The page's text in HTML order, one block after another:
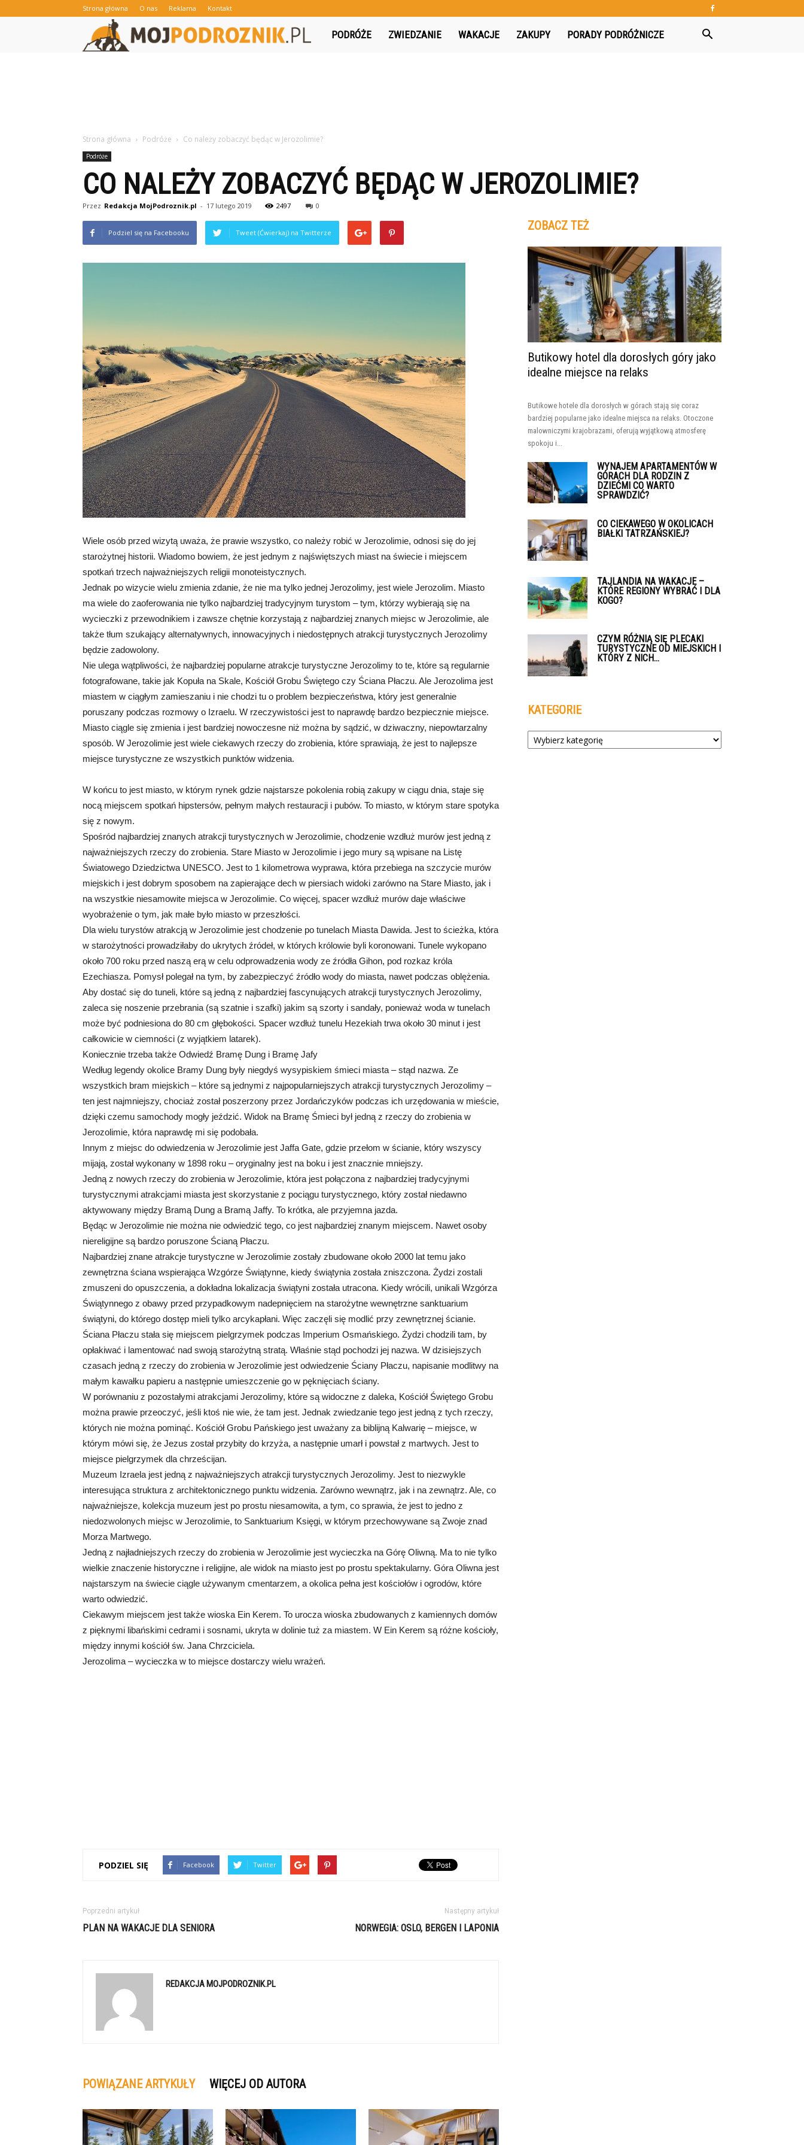
Strona główna O nas Reklama Kontakt
MojPodroznik.pl
PODRÓŻE ZWIEDZANIE WAKACJE ZAKUPY PORADY PODRÓŻNICZE
Strona główna Podróże Co należy zobaczyć będąc w Jerozolimie?
Podróże
CO NALEŻY ZOBACZYĆ BĘDĄC W JEROZOLIMIE?
Przez Redakcja MojPodroznik.pl - 17 lutego 2019 2497 0
Podziel się na Facebooku Tweet (Ćwierkaj) na Twitterze
Wiele osób przed wizytą uważa, że prawie wszystko, co należy robić w Jerozolimie, odnosi się do jej
starożytnej historii. Wiadomo bowiem, że jest jednym z najświętszych miast na świecie i miejscem
spotkań trzech najważniejszych religii monoteistycznych.
Jednak po wizycie wielu zmienia zdanie, że nie ma tylko jednej Jerozolimy, jest wiele Jerozolim. Miasto
ma wiele do zaoferowania nie tylko najbardziej tradycyjnym turystom – tym, którzy wybierają się na
wycieczki z przewodnikiem i zawsze chętnie korzystają z najbardziej znanych miejsc w Jerozolimie, ale
także tłum szukający alternatywnych, innowacyjnych i niedostępnych atrakcji turystycznych Jerozolimy
będzie zadowolony.
Nie ulega wątpliwości, że najbardziej popularne atrakcje turystyczne Jerozolimy to te, które są regularnie
fotografowane, takie jak Kopuła na Skale, Kościół Grobu Świętego czy Ściana Płaczu. Ale Jerozolima jest
miastem w ciągłym zamieszaniu i nie chodzi tu o problem bezpieczeństwa, który jest generalnie
poruszany podczas rozmowy o Izraelu. W rzeczywistości jest to naprawdę bardzo bezpiecznie miejsce.
Miasto ciągle się zmienia i jest bardziej nowoczesne niż można by sądzić, w dziwaczny, niepowtarzalny
sposób. W Jerozolimie jest wiele ciekawych rzeczy do zrobienia, które sprawiają, że jest to najlepsze
miejsce turystyczne ze wszystkich punktów widzenia.
W końcu to jest miasto, w którym rynek gdzie najstarsze pokolenia robią zakupy w ciągu dnia, staje się
nocą miejscem spotkań hipstersów, pełnym małych restauracji i pubów. To miasto, w którym stare spotyka
się z nowym.
Spośród najbardziej znanych atrakcji turystycznych w Jerozolimie, chodzenie wzdłuż murów jest jedną z
najważniejszych rzeczy do zrobienia. Stare Miasto w Jerozolimie i jego mury są wpisane na Listę
Światowego Dziedzictwa UNESCO. Jest to 1 kilometrowa wyprawa, która przebiega na szczycie murów
miejskich i jest dobrym sposobem na zapierające dech w piersiach widoki zarówno na Stare Miasto, jak i
na wszystkie niesamowite miejsca w Jerozolimie. Co więcej, spacer wzdłuż murów daje właściwe
wyobrażenie o tym, jak małe było miasto w przeszłości.
Dla wielu turystów atrakcją w Jerozolimie jest chodzenie po tunelach Miasta Dawida. Jest to ścieżka, która
w starożytności prowadziłaby do ukrytych źródeł, w których królowie byli koronowani. Tunele wykopano
około 700 roku przed naszą erą w celu odprowadzenia wody ze źródła Gihon, pod rozkaz króla
Ezechiasza. Pomysł polegał na tym, by zabezpieczyć źródło wody do miasta, nawet podczas oblężenia.
Aby dostać się do tuneli, które są jedną z najbardziej fascynujących atrakcji turystycznych Jerozolimy,
zaleca się noszenie przebrania (są szatnie i szafki) jakim są szorty i sandały, ponieważ woda w tunelach
może być podniesiona do 80 cm głębokości. Spacer wzdłuż tunelu Hezekiah trwa około 30 minut i jest
całkowicie w ciemności (z wyjątkiem latarek).
Koniecznie trzeba także Odwiedź Bramę Dung i Bramę Jafy
Według legendy okolice Bramy Dung były niegdyś wysypiskiem śmieci miasta – stąd nazwa. Ze
wszystkich bram miejskich – które są jednymi z najpopularniejszych atrakcji turystycznych Jerozolimy –
ten jest najmniejszy, chociaż został poszerzony przez Jordańczyków podczas ich urzędowania w mieście,
dzięki czemu samochody mogły jeździć. Widok na Bramę Śmieci był jedną z rzeczy do zrobienia w
Jerozolimie, która naprawdę mi się podobała.
Innym z miejsc do odwiedzenia w Jerozolimie jest Jaffa Gate, gdzie przełom w ścianie, który wszyscy
mijają, został wykonany w 1898 roku – oryginalny jest na boku i jest znacznie mniejszy.
Jedną z nowych rzeczy do zrobienia w Jerozolimie, która jest połączona z najbardziej tradycyjnymi
turystycznymi atrakcjami miasta jest skorzystanie z pociągu turystycznego, który został niedawno
aktywowany między Bramą Dung a Bramą Jaffy. To krótka, ale przyjemna jazda.
Będąc w Jerozolimie nie można nie odwiedzić tego, co jest najbardziej znanym miejscem. Nawet osoby
niereligijne są bardzo poruszone Ścianą Płaczu.
Najbardziej znane atrakcje turystyczne w Jerozolimie zostały zbudowane około 2000 lat temu jako
zewnętrzna ściana wspierająca Wzgórze Świątynne, kiedy świątynia została zniszczona. Żydzi zostali
zmuszeni do opuszczenia, a dokładna lokalizacja świątyni została utracona. Kiedy wrócili, unikali Wzgórza
Świątynnego z obawy przed przypadkowym nadepnięciem na starożytne wewnętrzne sanktuarium
świątyni, do którego dostęp mieli tylko arcykapłani. Więc zaczęli się modlić przy zewnętrznej ścianie.
Ściana Płaczu stała się miejscem pielgrzymek podczas Imperium Osmańskiego. Żydzi chodzili tam, by
opłakiwać i lamentować nad swoją starożytną stratą. Właśnie stąd pochodzi jej nazwa. W dzisiejszych
czasach jedną z rzeczy do zrobienia w Jerozolimie jest odwiedzenie Ściany Płaczu, napisanie modlitwy na
małym kawałku papieru a następnie umieszczenie go w pęknięciach ściany.
W porównaniu z pozostałymi atrakcjami Jerozolimy, które są widoczne z daleka, Kościół Świętego Grobu
można prawie przeoczyć, jeśli ktoś nie wie, że tam jest. Jednak zwiedzanie tego jest jedną z tych rzeczy,
których nie można pominąć. Kościół Grobu Pańskiego jest uważany za biblijną Kalwarię – miejsce, w
którym mówi się, że Jezus został przybity do krzyża, a następnie umarł i powstał z martwych. Jest to
miejsce pielgrzymek dla chrześcijan.
Muzeum Izraela jest jedną z najważniejszych atrakcji turystycznych Jerozolimy. Jest to niezwykle
interesująca struktura z architektonicznego punktu widzenia. Zarówno wewnątrz, jak i na zewnątrz. Ale, co
najważniejsze, kolekcja muzeum jest po prostu niesamowita, a tym, co sprawia, że jest to jedno z
niedozwolonych miejsc w Jerozolimie, to Sanktuarium Księgi, w którym przechowywane są Zwoje znad
Morza Martwego.
Jedną z najładniejszych rzeczy do zrobienia w Jerozolimie jest wycieczka na Górę Oliwną. Ma to nie tylko
wielkie znaczenie historyczne i religijne, ale widok na miasto jest po prostu spektakularny. Góra Oliwna jest
najstarszym na świecie ciągle używanym cmentarzem, a okolica pełna jest kościołów i ogrodów, które
warto odwiedzić.
Ciekawym miejscem jest także wioska Ein Kerem. To urocza wioska zbudowanych z kamiennych domów
z pięknymi libańskimi cedrami i sosnami, ukryta w dolinie tuż za miastem. W Ein Kerem są różne kościoły,
między innymi kościół św. Jana Chrzciciela.
Jerozolima – wycieczka w to miejsce dostarczy wielu wrażeń.
PODZIEL SIĘ Facebook Twitter
Poprzedni artykuł
PLAN NA WAKACJE DLA SENIORA
Następny artykuł
NORWEGIA: OSLO, BERGEN I LAPONIA
REDAKCJA MOJPODROZNIK.PL
POWIĄZANE ARTYKUŁY WIĘCEJ OD AUTORA
ZOBACZ TEŻ
Butikowy hotel dla dorosłych góry jako
idealne miejsce na relaks
Butikowe hotele dla dorosłych w górach stają się coraz
bardziej popularne jako idealne miejsca na relaks. Otoczone
malowniczymi krajobrazami, oferują wyjątkową atmosferę
spokoju i...
WYNAJEM APARTAMENTÓW W
GÓRACH DLA RODZIN Z
DZIEĆMI CO WARTO
SPRAWDZIĆ?
CO CIEKAWEGO W OKOLICACH
BIAŁKI TATRZAŃSKIEJ?
TAJLANDIA NA WAKACJE –
KTÓRE REGIONY WYBRAĆ I DLA
KOGO?
CZYM RÓŻNIĄ SIĘ PLECAKI
TURYSTYCZNE OD MIEJSKICH I
KTÓRY Z NICH...
KATEGORIE
Kategorie